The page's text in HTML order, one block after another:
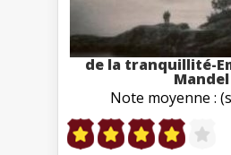
de la tranquillité-
Mandel
Note moyenne :